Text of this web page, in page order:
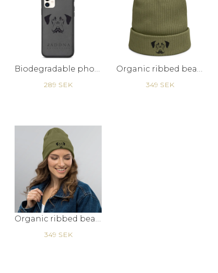
Biodegradable phone case - Raddna
289 SEK
Organic ribbed beanie - black dog man
349 SEK
Organic ribbed beanie black dog - woman
349 SEK